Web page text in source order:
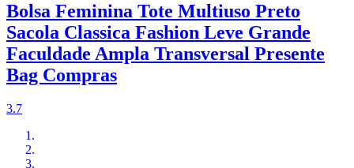
Bolsa Feminina Tote Multiuso Preto
Sacola Classica Fashion Leve Grande
Faculdade Ampla Transversal Presente
Bag Compras
3.7